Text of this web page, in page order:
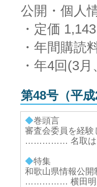
公開・個人
・定価
・年間購読
・年4回(3
第48号（平成
◆巻頭言
審査会委員を経験
…………… 名取は
◆特集
和歌山県情報公開
…………… 横田明